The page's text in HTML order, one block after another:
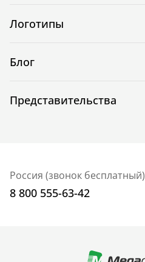
Логотипы
Блог
Представительства
Россия (звонок бесплатный)
8 800 555-63-42
+7 (499) 705-30-10